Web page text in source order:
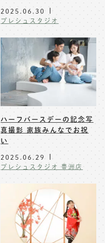
2025.06.30
プレシュスタジオ
ハーフバースデーの記念写
真撮影 家族みんなでお祝
い
2025.06.29
プレシュスタジオ 豊洲店